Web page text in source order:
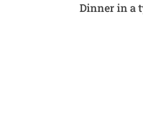
Dinner in a